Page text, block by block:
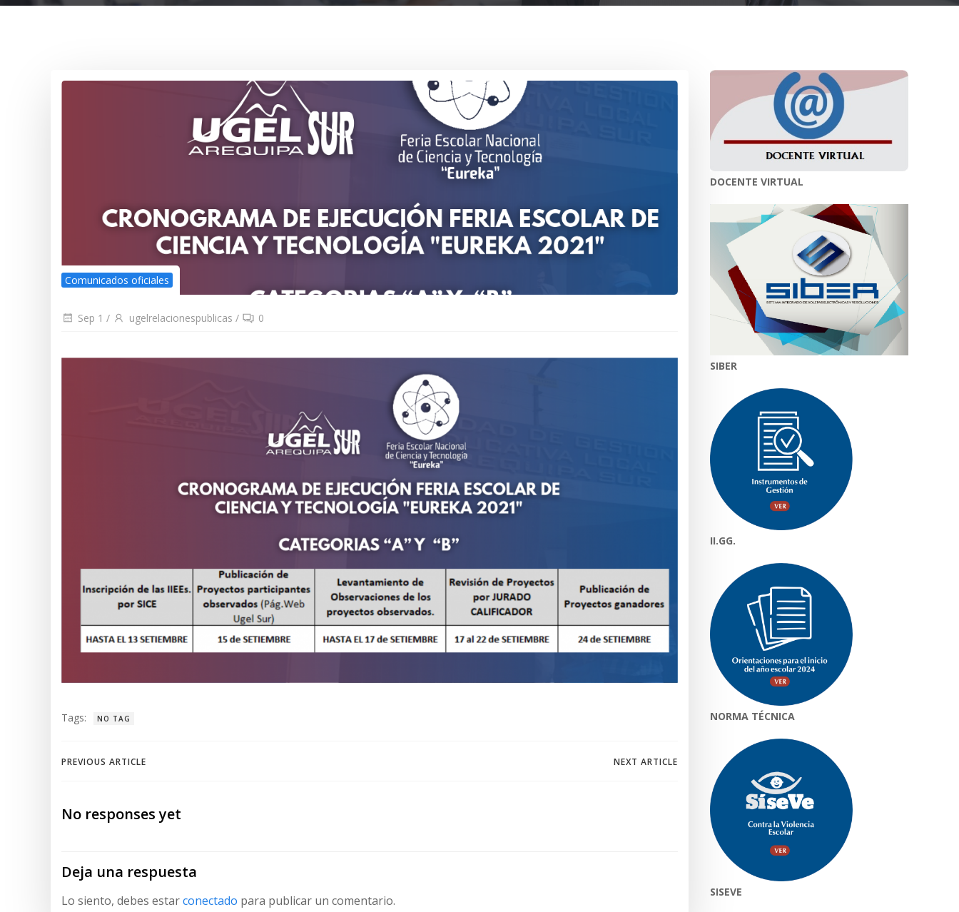
Comunicados oficiales
Sep 1 / ugelrelacionespublicas / 0
Tags: NO TAG
Navegación
de
entradas
PREVIOUS ARTICLE NEXT ARTICLE
No responses yet
Deja una respuesta
Lo siento, debes estarconectado para publicar un comentario.
DOCENTE VIRTUAL
SIBER
II.GG.
NORMA TÉCNICA
SISEVE